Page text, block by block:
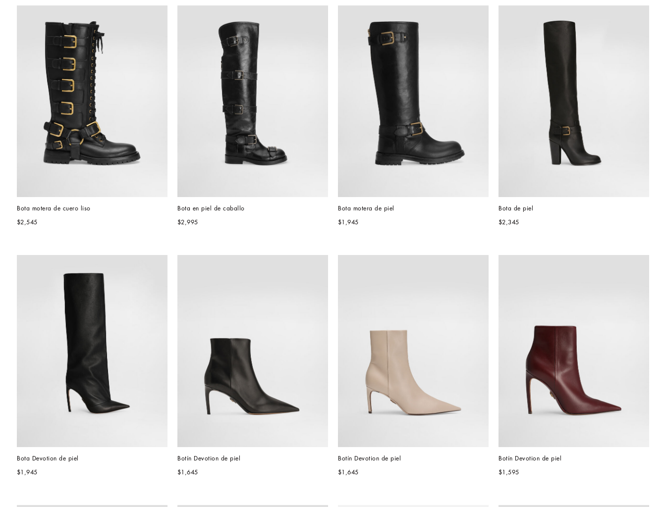
Bota motera de cuero liso
$2,545
Bota en piel de caballo
$2,995
Bota motera de piel
$1,945
Bota de piel
$2,345
Bota Devotion de piel
$1,945
Botín Devotion de piel
$1,645
Botín Devotion de piel
$1,645
Botín Devotion de piel
$1,595